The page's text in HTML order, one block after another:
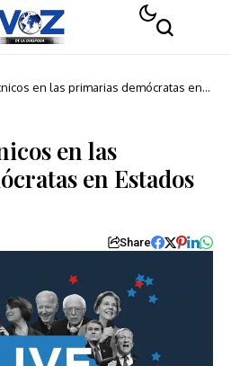
en las primarias demócratas en
en las
en Estados
Share